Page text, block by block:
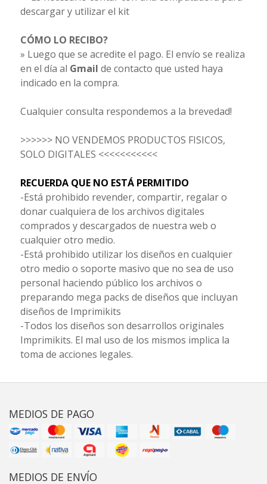
descargar y utilizar el kit
CÓMO LO RECIBO?
» Luego que se acredite el pago. El envío se realiza
en el día al Gmail de contacto que usted haya
indicado en la compra.
Cualquier consulta respondemos a la brevedad!
>>>>>> NO VENDEMOS PRODUCTOS FISICOS,
SOLO DIGITALES <<<<<<<<<<<
RECUERDA QUE NO ESTÁ PERMITIDO
-Está prohibido revender, compartir, regalar o
donar cualquiera de los archivos digitales
comprados y descargados de nuestra web o
cualquier otro medio.
-Está prohibido utilizar los diseños en cualquier
otro medio o soporte masivo que no sea de uso
personal haciendo público los archivos o
preparando mega packs de diseños que incluyan
diseños de Imprimikits
-Todos los diseños son desarrollos originales
Imprimikits. El mal uso de los mismos implica la
toma de acciones legales.
MEDIOS DE PAGO
MEDIOS DE ENVÍO